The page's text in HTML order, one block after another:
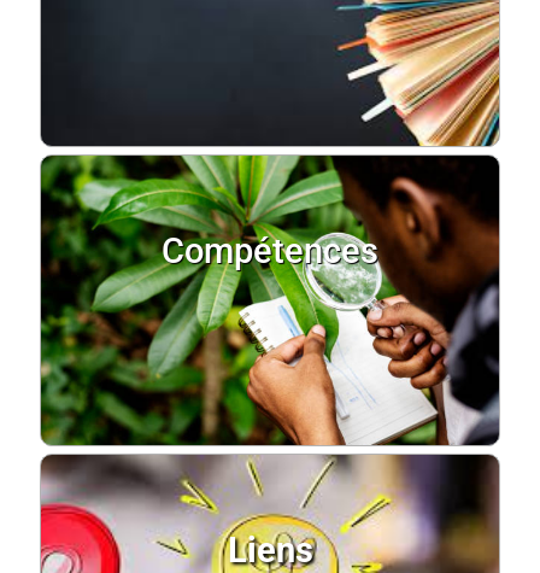
Compétences
Liens